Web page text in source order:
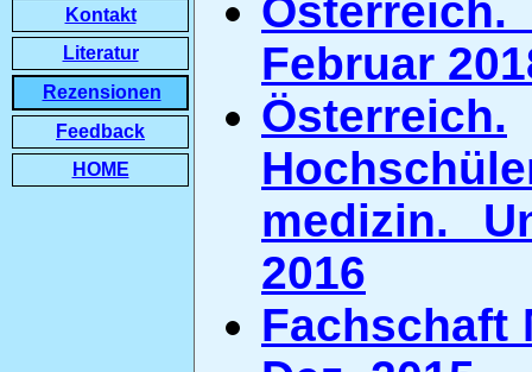
Kontakt
Literatur
Rezensionen
Feedback
HOME
Februar
Österreich.
medizin.
2016
Fachschaft